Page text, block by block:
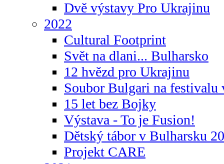
Dvě výstavy Pro Ukrajinu
2022
Cultural Footprint
Svět na dlani... Bulharsko
12 hvězd pro Ukrajinu
Soubor Bulgari na festivalu
15 let bez Bojky
Výstava - To je Fusion!
Dětský tábor v Bulharsku
Projekt CARE